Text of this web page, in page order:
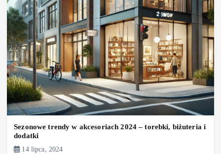
Sezonowe trendy w akcesoriach 2024 – torebki, biżuteria i
dodatki
14 lipca, 2024